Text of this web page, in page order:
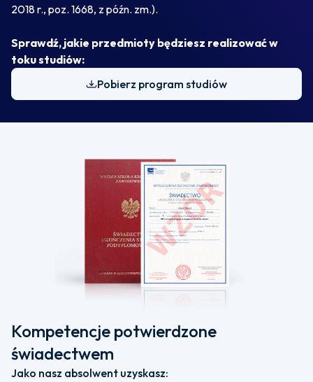
2018 r., poz. 1668, z późn. zm.).
Sprawdź, jakie przedmioty będziesz realizować w
toku studiów:
Pobierz program studiów
Kompetencje potwierdzone
świadectwem
Jako nasz absolwent uzyskasz: